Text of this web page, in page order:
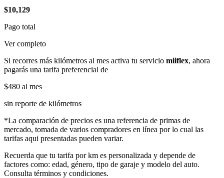
$10,129
Pago total
Ver completo
Si recorres más kilómetros al mes activa tu servicio miiflex, ahora
pagarás una tarifa preferencial de
$480 al mes
sin reporte de kilómetros
*La comparación de precios es una referencia de primas de
mercado, tomada de varios compradores en línea por lo cual las
tarifas aqui presentadas pueden variar.
Recuerda que tu tarifa por km es personalizada y depende de
factores como: edad, género, tipo de garaje y modelo del auto.
Consulta términos y condiciones.